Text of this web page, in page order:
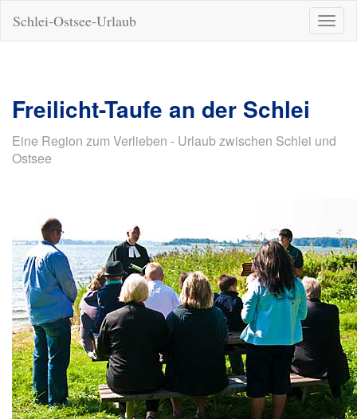
ein-/
Schlei-Ostsee-Urlaub
Freilicht-Taufe an der Schlei
Eine Region zum Verlieben - Urlaub zwischen Schlei und
Ostsee